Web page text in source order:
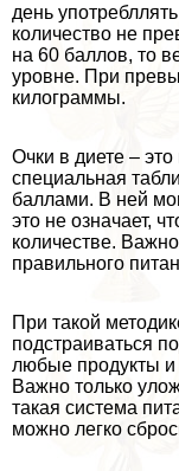
день
количество не
на 60 баллов, то
уровне. При
килограммы.
Очки в диете –
специальная
баллами. В ней
это не означает,
количестве.
правильного
При такой
подстраиваться
любые продукты и
Важно только
такая система
можно легко